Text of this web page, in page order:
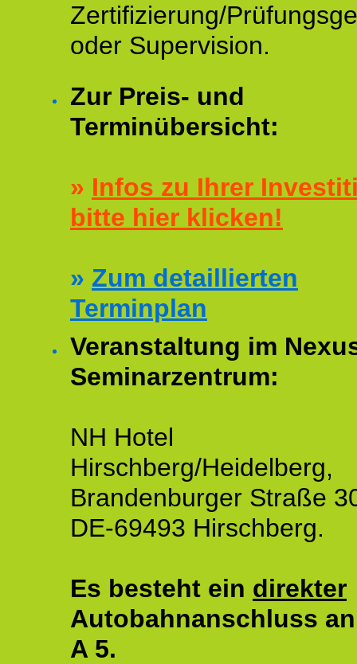
Zertifizierung/
oder Supervision.
Zur Preis- und
Terminübersicht:
» Infos zu Ihrer
bitte hier klicken!
» Zum detaillierten
Terminplan
Veranstaltung im
Seminarzentrum:
NH Hotel
Hirschberg/Heidelberg,
Brandenburger Straße
DE-69493 Hirschberg.
Es besteht ein direkter
Autobahnanschluss
A 5.